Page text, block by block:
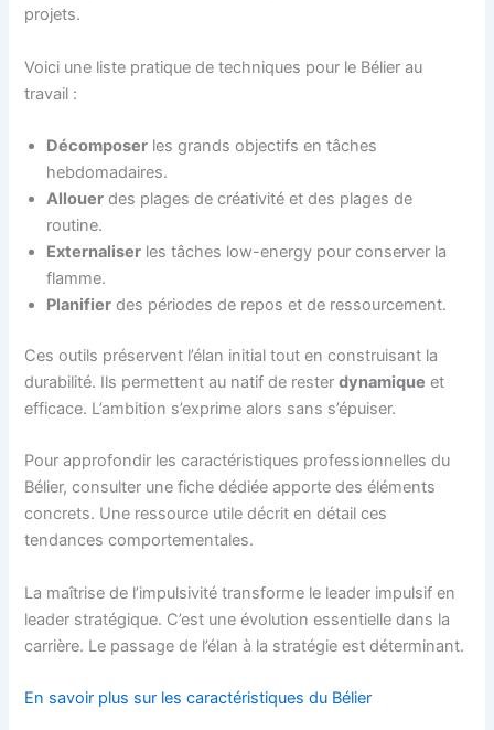
projets.
Voici une liste pratique de techniques pour le Bélier au
travail :
Décomposer les grands objectifs en tâches
hebdomadaires.
Allouer des plages de créativité et des plages de
routine.
Externaliser les tâches low-energy pour conserver la
flamme.
Planifier des périodes de repos et de ressourcement.
Ces outils préservent l’élan initial tout en construisant la
durabilité. Ils permettent au natif de resterdynamique et
efficace. L’ambition s’exprime alors sans s’épuiser.
Pour approfondir les caractéristiques professionnelles du
Bélier, consulter une fiche dédiée apporte des éléments
concrets. Une ressource utile décrit en détail ces
tendances comportementales.
La maîtrise de l’impulsivité transforme le leader impulsif en
leader stratégique. C’est une évolution essentielle dans la
carrière. Le passage de l’élan à la stratégie est déterminant.
En savoir plus sur les caractéristiques du Bélier